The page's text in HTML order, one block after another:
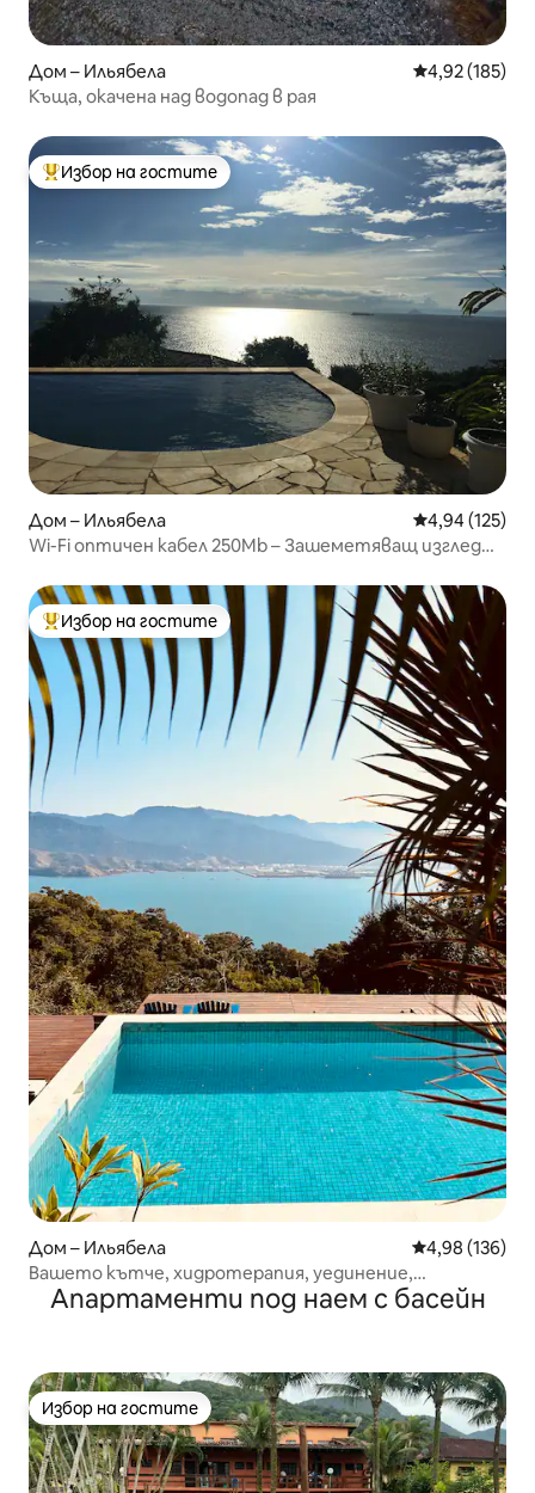
Дом – Ильябела Средна
4,92 (185)
Къща, окачена над водопад в рая
Най-популярен избор на гостите
Избор на гостите
Дом – Ильябела Средна
4,94 (125)
Wi-Fi оптичен кабел 250Mb – Зашеметяващ изглед
Най-популярен избор на гостите
Избор на гостите
Дом – Ильябела Средна
4,98 (136)
Вашето кътче, хидротерапия, уединение,
спокойствие
Апартаменти под наем с басейн
Избор на гостите
Избор на гостите